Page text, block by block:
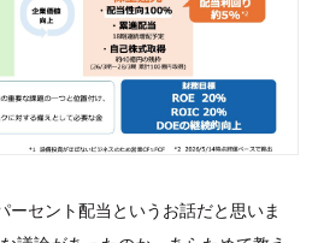
ーセント配当というお話だと思いま